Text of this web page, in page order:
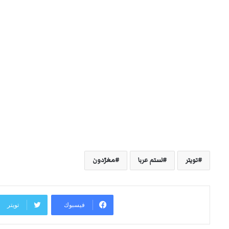
تويتر لستم عربا مغرّدون
فيسبوك تويتر